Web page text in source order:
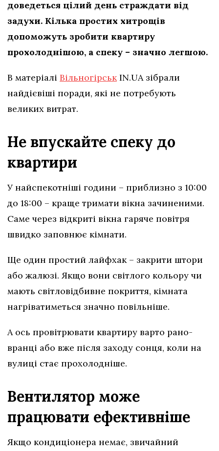
доведеться цілий день страждати від
задухи. Кілька простих хитрощів
допоможуть зробити квартиру
прохолоднішою, а спеку – значно легшою.
В матеріалі ВільногірськIN.UA зібрали
найдієвіші поради, які не потребують
великих витрат.
Не впускайте спеку до
квартири
У найспекотніші години – приблизно з 10:00
до 18:00 – краще тримати вікна зачиненими.
Саме через відкриті вікна гаряче повітря
швидко заповнює кімнати.
Ще один простий лайфхак – закрити штори
або жалюзі. Якщо вони світлого кольору чи
мають світловідбивне покриття, кімната
нагріватиметься значно повільніше.
А ось провітрювати квартиру варто рано-
вранці або вже після заходу сонця, коли на
вулиці стає прохолодніше.
Вентилятор може
працювати ефективніше
Якщо кондиціонера немає, звичайний